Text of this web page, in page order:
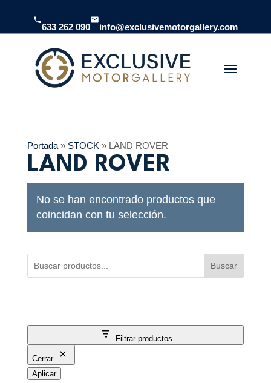
633 262 090 info@exclusivemotorgallery.com
Portada» STOCK » LAND ROVER
LAND ROVER
No se han encontrado productos que
coincidan con tu selección.
Buscar
Filtrar productos
Cerrar
Aplicar